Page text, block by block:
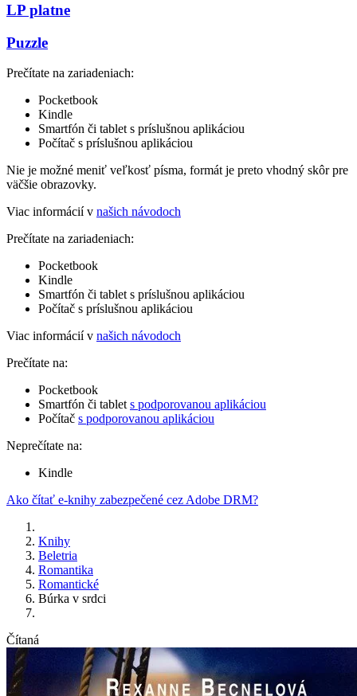
LP platne
Puzzle
Prečítate na zariadeniach:
Pocketbook
Kindle
Smartfón či tablet s príslušnou aplikáciou
Počítač s príslušnou aplikáciou
Nie je možné meniť veľkosť písma, formát je preto vhodný skôr pre
väčšie obrazovky.
Viac informácií v našich návodoch
Prečítate na zariadeniach:
Pocketbook
Kindle
Smartfón či tablet s príslušnou aplikáciou
Počítač s príslušnou aplikáciou
Viac informácií v našich návodoch
Prečítate na:
Pocketbook
Smartfón či tablet s podporovanou aplikáciou
Počítač s podporovanou aplikáciou
Neprečítate na:
Kindle
Ako čítať e-knihy zabezpečené cez Adobe DRM?
Knihy
Beletria
Romantika
Romantické
Búrka v srdci
Čítaná